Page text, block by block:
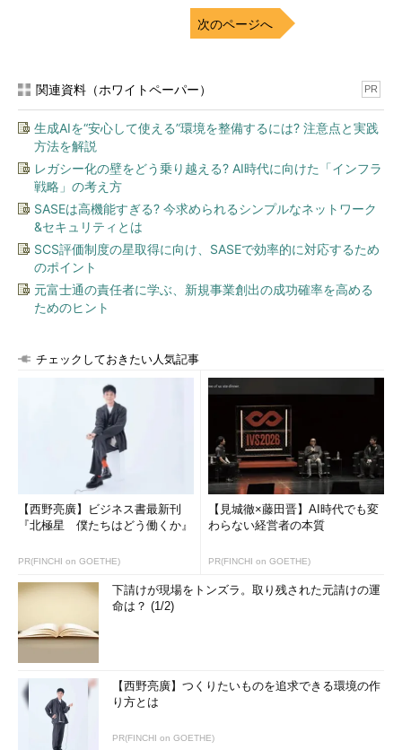
次のページへ
関連資料（ホワイトペーパー） PR
生成AIを“安心して使える”環境を整備するには? 注意点と実践
方法を解説
レガシー化の壁をどう乗り越える? AI時代に向けた「インフラ
戦略」の考え方
SASEは高機能すぎる? 今求められるシンプルなネットワーク
&セキュリティとは
SCS評価制度の星取得に向け、SASEで効率的に対応するため
のポイント
元富士通の責任者に学ぶ、新規事業創出の成功確率を高める
ためのヒント
チェックしておきたい人気記事
【西野亮廣】ビジネス書最新刊
『北極星 僕たちはどう働くか』
PR(FINCHI on GOETHE)
【見城徹×藤田晋】AI時代でも変
わらない経営者の本質
PR(FINCHI on GOETHE)
下請けが現場をトンズラ。取り残された元請けの運
命は？ (1/2)
【西野亮廣】つくりたいものを追求できる環境の作
り方とは
PR(FINCHI on GOETHE)